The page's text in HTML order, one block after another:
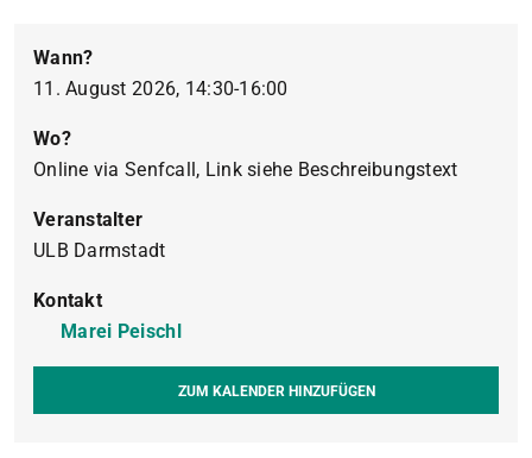
Wann?
11. August 2026, 14:30-16:00
Wo?
Online via Senfcall, Link siehe Beschreibungstext
Veranstalter
ULB Darmstadt
Kontakt
Marei Peischl
ZUM KALENDER HINZUFÜGEN